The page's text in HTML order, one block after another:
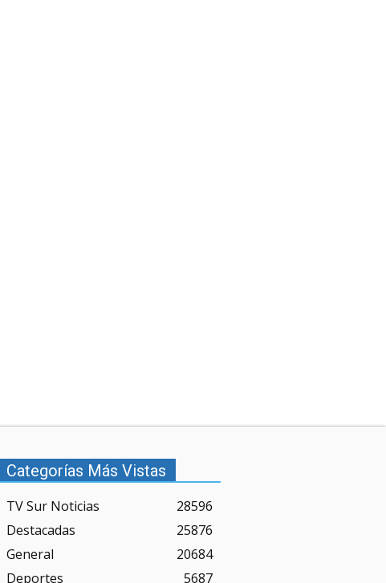
Categorías Más Vistas
TV Sur Noticias
28596
Destacadas
25876
General
20684
Deportes
5687